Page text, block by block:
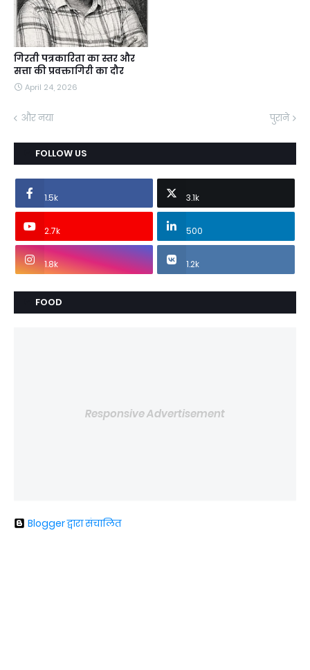
गिरती पत्रकारिता का स्तर और
सत्ता की प्रवक्तागिरी का दौर
April 24, 2026
और नया पुराने
FOLLOW US
1.5k 3.1k
2.7k 500
1.8k 1.2k
FOOD
Responsive Advertisement
Blogger द्वारा संचालित